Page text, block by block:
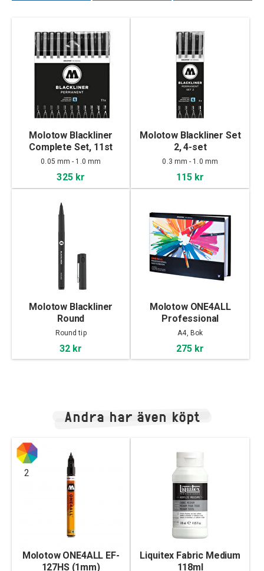
Molotow Blackliner
Complete Set, 11st
0.05 mm - 1.0 mm
325 kr
Molotow Blackliner Set
2, 4-set
0.3 mm - 1.0 mm
115 kr
Molotow Blackliner
Round
Round tip
32 kr
Molotow ONE4ALL
Professional
Sketchbook A4
landscape
A4, Bok
275 kr
Andra har även köpt
2
Molotow ONE4ALL EF-
127HS (1mm)
Liquitex Fabric Medium
118ml